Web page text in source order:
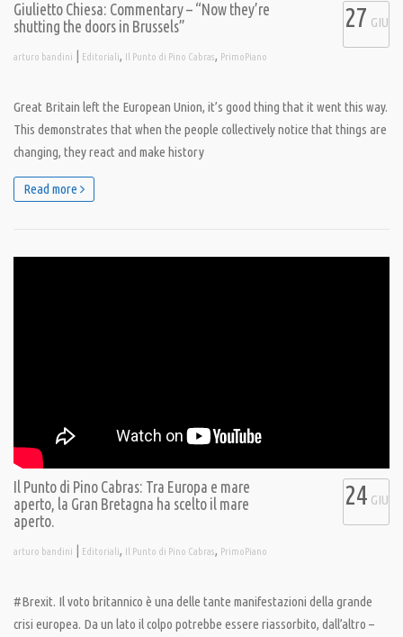
Giulietto Chiesa: Commentary – “Now they’re
shutting the doors in Brussels”
arturo bandini | Editoriali, Il Punto di Pino Cabras, PrimoPiano
27 GIU
Great Britain left the European Union, it’s good thing that it went this way.
This demonstrates that when the people collectively notice that things are
changing, they react and make history
Read more
Il Punto di Pino Cabras: Tra Europa e mare
aperto, la Gran Bretagna ha scelto il mare
aperto.
arturo bandini | Editoriali, Il Punto di Pino Cabras, PrimoPiano
24 GIU
#Brexit. Il voto britannico è una delle tante manifestazioni della grande
crisi europea. Da un lato il colpo potrebbe essere riassorbito, dall’altro –